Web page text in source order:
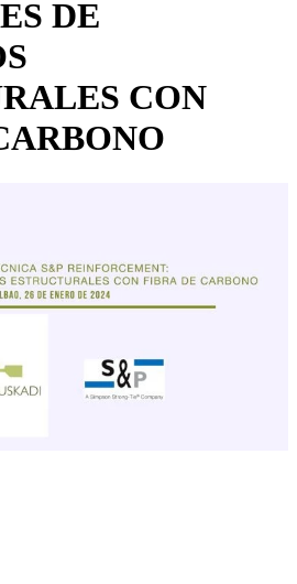
DE
CON